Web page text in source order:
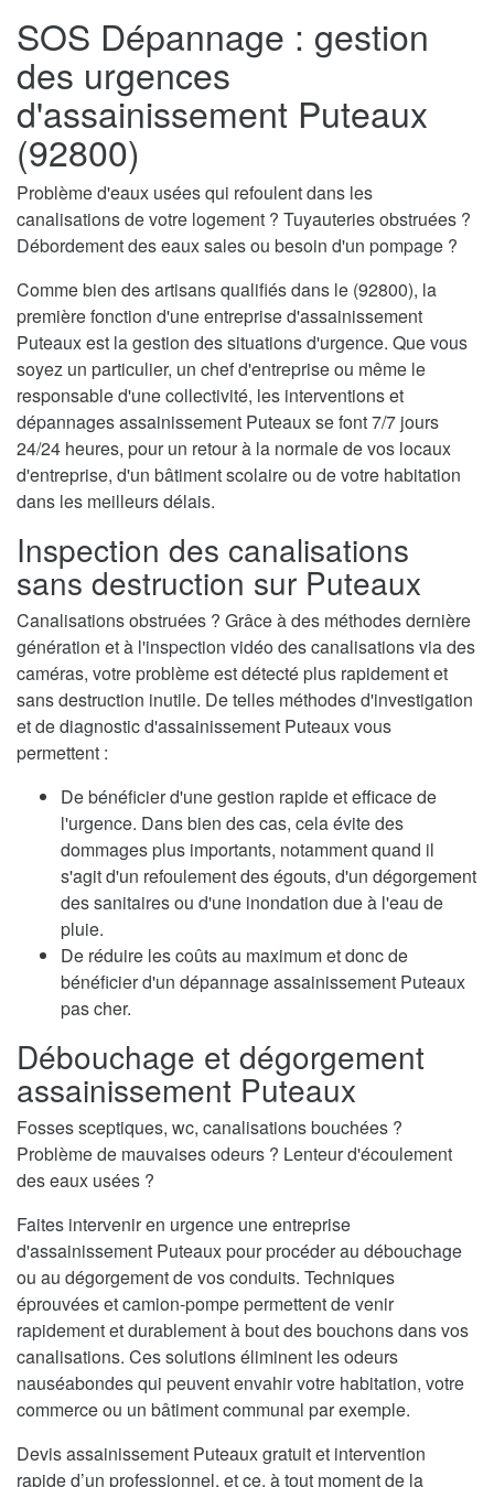
SOS Dépannage : gestion
des urgences
d'assainissement Puteaux
(92800)
Problème d'eaux usées qui refoulent dans les
canalisations de votre logement ? Tuyauteries obstruées ?
Débordement des eaux sales ou besoin d'un pompage ?
Comme bien des artisans qualifiés dans le (92800), la
première fonction d'une entreprise d'assainissement
Puteaux est la gestion des situations d'urgence. Que vous
soyez un particulier, un chef d'entreprise ou même le
responsable d'une collectivité, les interventions et
dépannages assainissement Puteaux se font 7/7 jours
24/24 heures, pour un retour à la normale de vos locaux
d'entreprise, d'un bâtiment scolaire ou de votre habitation
dans les meilleurs délais.
Inspection des canalisations
sans destruction sur Puteaux
Canalisations obstruées ? Grâce à des méthodes dernière
génération et à l'inspection vidéo des canalisations via des
caméras, votre problème est détecté plus rapidement et
sans destruction inutile. De telles méthodes d'investigation
et de diagnostic d'assainissement Puteaux vous
permettent :
De bénéficier d'une gestion rapide et efficace de
l'urgence. Dans bien des cas, cela évite des
dommages plus importants, notamment quand il
s'agit d'un refoulement des égouts, d'un dégorgement
des sanitaires ou d'une inondation due à l'eau de
pluie.
De réduire les coûts au maximum et donc de
bénéficier d'un dépannage assainissement Puteaux
pas cher.
Débouchage et dégorgement
assainissement Puteaux
Fosses sceptiques, wc, canalisations bouchées ?
Problème de mauvaises odeurs ? Lenteur d'écoulement
des eaux usées ?
Faites intervenir en urgence une entreprise
d'assainissement Puteaux pour procéder au débouchage
ou au dégorgement de vos conduits. Techniques
éprouvées et camion-pompe permettent de venir
rapidement et durablement à bout des bouchons dans vos
canalisations. Ces solutions éliminent les odeurs
nauséabondes qui peuvent envahir votre habitation, votre
commerce ou un bâtiment communal par exemple.
Devis assainissement Puteaux gratuit et intervention
rapide d’un professionnel, et ce, à tout moment de la